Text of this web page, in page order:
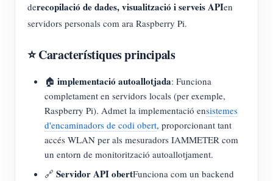
derecopilació de dades, visualització i serveis APIen
servidors personals com ara Raspberry Pi.
⭐ Característiques principals
🏠 implementació autoallotjada: Funciona
completament en servidors locals (per exemple,
Raspberry Pi). Admet la implementació ensistemes
d'encaminadors de codi obert, proporcionant tant
accés WLAN per als mesuradors IAMMETER com
un entorn de monitorització autoallotjament.
🔗 Servidor API obertFunciona com un backend